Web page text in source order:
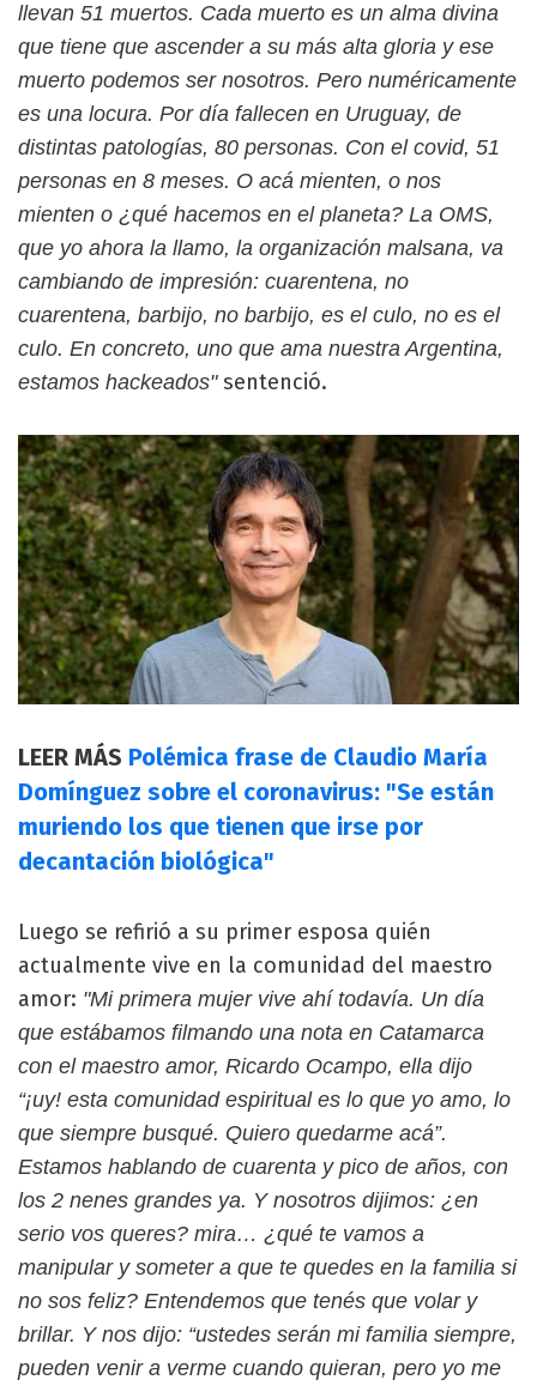
llevan 51 muertos. Cada muerto es un alma divina
que tiene que ascender a su más alta gloria y ese
muerto podemos ser nosotros. Pero numéricamente
es una locura. Por día fallecen en Uruguay, de
distintas patologías, 80 personas. Con el covid, 51
personas en 8 meses. O acá mienten, o nos
mienten o ¿qué hacemos en el planeta? La OMS,
que yo ahora la llamo, la organización malsana, va
cambiando de impresión: cuarentena, no
cuarentena, barbijo, no barbijo, es el culo, no es el
culo. En concreto, uno que ama nuestra Argentina,
estamos hackeados"sentenció.
LEER MÁS Polémica frase de Claudio María
Domínguez sobre el coronavirus: "Se están
muriendo los que tienen que irse por
decantación biológica"
Luego se refirió a su primer esposa quién
actualmente vive en la comunidad del maestro
amor: "Mi primera mujer vive ahí todavía. Un día
que estábamos filmando una nota en Catamarca
con el maestro amor, Ricardo Ocampo, ella dijo
“¡uy! esta comunidad espiritual es lo que yo amo, lo
que siempre busqué. Quiero quedarme acá”.
Estamos hablando de cuarenta y pico de años, con
los 2 nenes grandes ya. Y nosotros dijimos: ¿en
serio vos queres? mira… ¿qué te vamos a
manipular y someter a que te quedes en la familia si
no sos feliz? Entendemos que tenés que volar y
brillar. Y nos dijo: “ustedes serán mi familia siempre,
pueden venir a verme cuando quieran, pero yo me